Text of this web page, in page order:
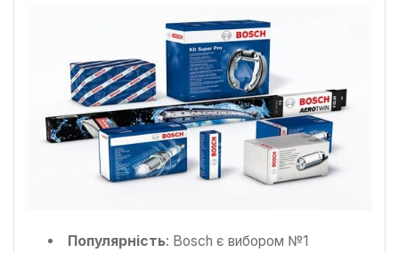
Популярність: Bosch є вибором №1